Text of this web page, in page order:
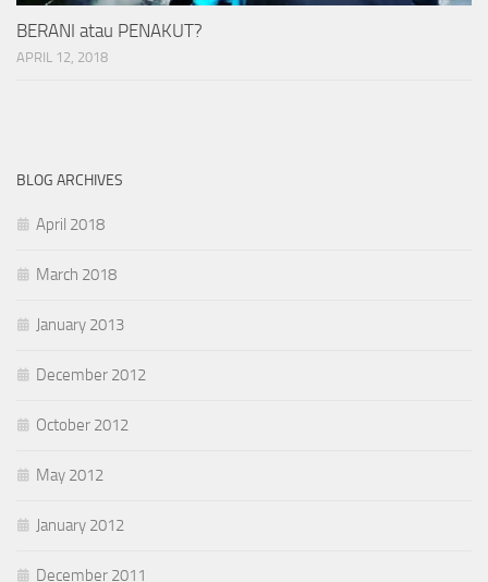
BERANI atau PENAKUT?
APRIL 12, 2018
BLOG ARCHIVES
April 2018
March 2018
January 2013
December 2012
October 2012
May 2012
January 2012
December 2011